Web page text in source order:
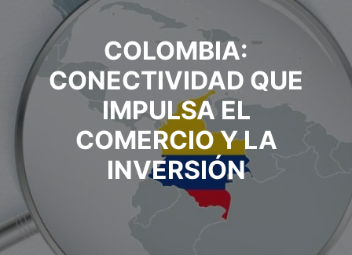
COLOMBIA:
CONECTIVIDAD QUE
IMPULSA EL
COMERCIO Y LA
INVERSIÓN